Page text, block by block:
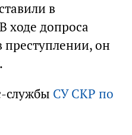
в
ходе допроса
он
службы СУ СКР по